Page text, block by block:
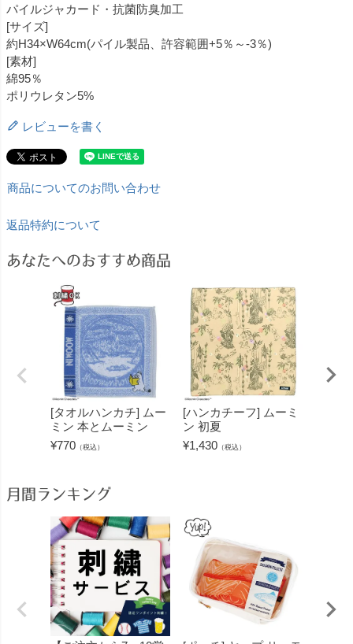
パイルジャカード・抗菌防臭加工
[サイズ]
約H34×W64cm(パイル製品、許容範囲+5％～-3％)
[素材]
綿95％
ポリウレタン5%
レビューを書く
商品についてのお問い合わせ
返品特約について
あなたへのおすすめ商品
[タオルハンカチ] ムー
ミン 本とムーミン
¥770 （税込）
[ハンカチーフ] ムーミ
ン 初夏
¥1,430 （税込）
月間ランキング